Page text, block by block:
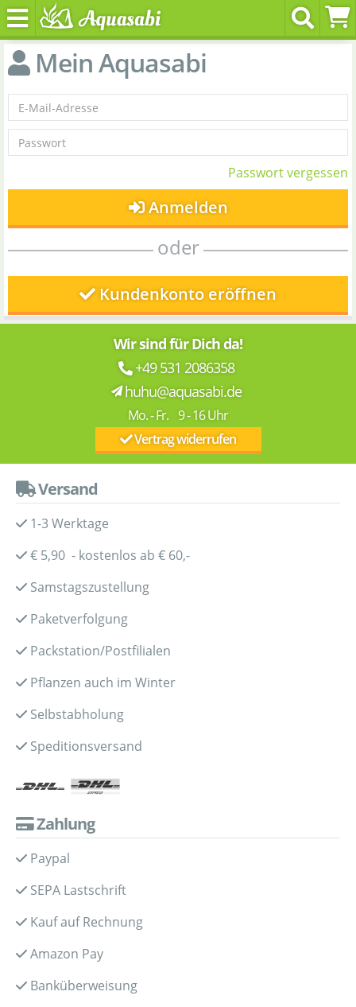
Mein Aquasabi
Passwort vergessen
Anmelden
oder
Kundenkonto eröffnen
Wir sind für Dich da!
+49 531 2086358
huhu@aquasabi.de
Mo. - Fr. 9 - 16 Uhr
Vertrag widerrufen
Versand
1-3 Werktage
€ 5,90 - kostenlos ab € 60,-
Samstagszustellung
Paketverfolgung
Packstation/Postfilialen
Pflanzen auch im Winter
Selbstabholung
Speditionsversand
Zahlung
Paypal
SEPA Lastschrift
Kauf auf Rechnung
Amazon Pay
Banküberweisung